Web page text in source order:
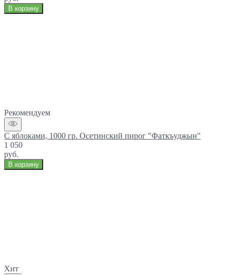
В корзину
Рекомендуем
С яблоками, 1000 гр. Осетинский пирог "Фаткъуджын"
1 050
руб.
В корзину
Хит